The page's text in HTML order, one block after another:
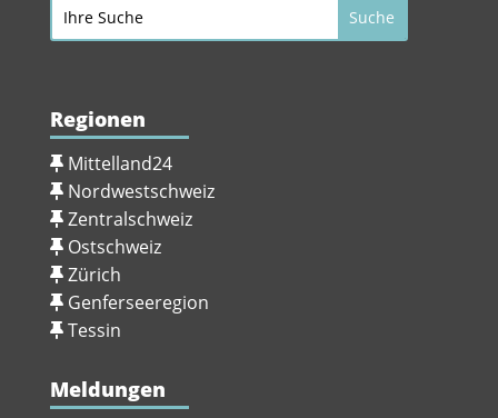
Regionen
Mittelland24
Nordwestschweiz
Zentralschweiz
Ostschweiz
Zürich
Genferseeregion
Tessin
Meldungen